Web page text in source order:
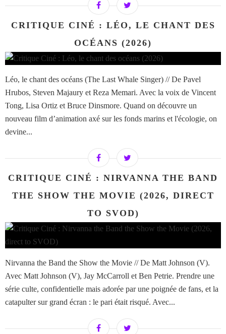
CRITIQUE CINÉ : LÉO, LE CHANT DES
OCÉANS (2026)
Léo, le chant des océans (The Last Whale Singer) // De Pavel
Hrubos, Steven Majaury et Reza Memari. Avec la voix de Vincent
Tong, Lisa Ortiz et Bruce Dinsmore. Quand on découvre un
nouveau film d’animation axé sur les fonds marins et l'écologie, on
devine...
CRITIQUE CINÉ : NIRVANNA THE BAND
THE SHOW THE MOVIE (2026, DIRECT
TO SVOD)
Nirvanna the Band the Show the Movie // De Matt Johnson (V).
Avec Matt Johnson (V), Jay McCarroll et Ben Petrie. Prendre une
série culte, confidentielle mais adorée par une poignée de fans, et la
catapulter sur grand écran : le pari était risqué. Avec...